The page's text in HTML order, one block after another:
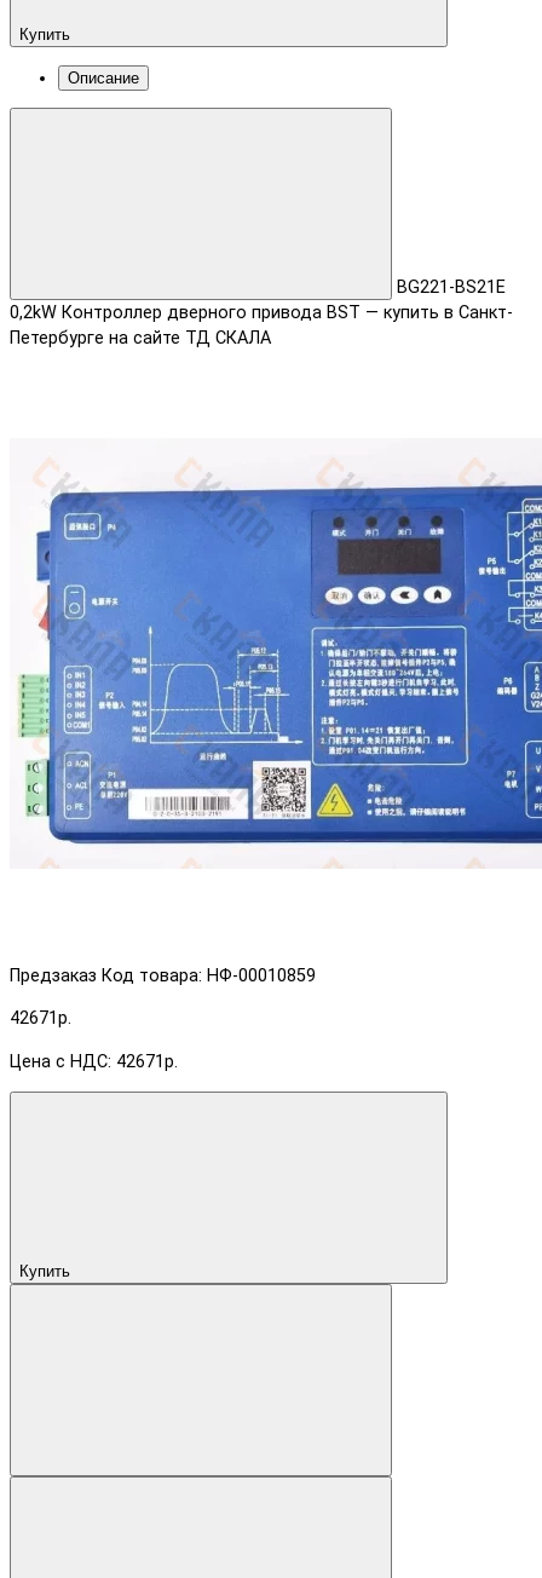
Купить
Описание
BG221-BS21E
0,2kW Контроллер дверного привода BST — купить в Санкт-
Петербурге на сайте ТД СКАЛА
Предзаказ Код товара: НФ-00010859
42671р.
Цена с НДС: 42671р.
Купить